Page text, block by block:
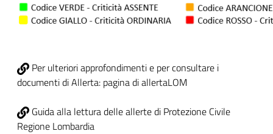
Per ulteriori approfondimenti e per consultare i
documenti di Allerta: pagina di allertaLOM
Guida alla lettura delle allerte di Protezione Civile
Regione Lombardia